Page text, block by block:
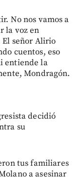
No nos vamos a
la voz en
El señor Alirio
cuentos, eso
entiende la
Mondragón.
decidió
su
tus familiares
a asesinar